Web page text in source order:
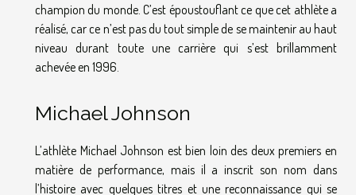
champion du monde. C’est époustouflant ce que cet athlète a
réalisé, car ce n’est pas du tout simple de se maintenir au haut
niveau durant toute une carrière qui s’est brillamment
achevée en 1996.
Michael Johnson
L’athlète Michael Johnson est bien loin des deux premiers en
matière de performance, mais il a inscrit son nom dans
l’histoire avec quelques titres et une reconnaissance qui se